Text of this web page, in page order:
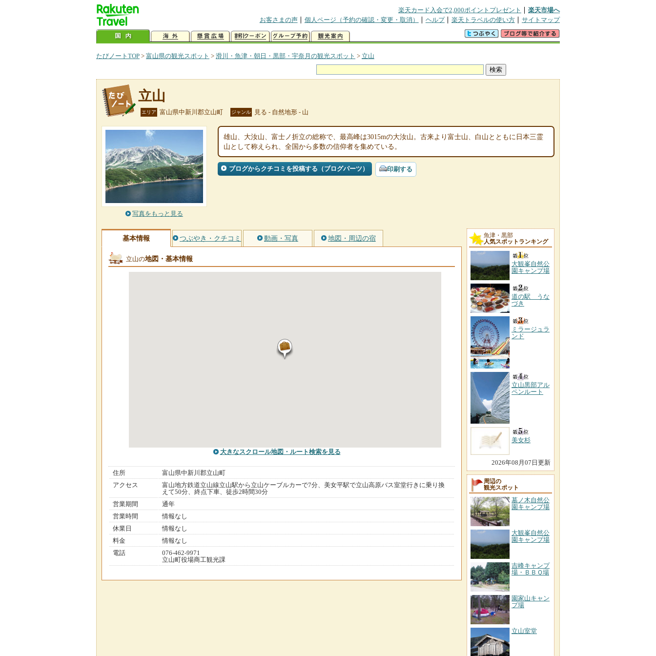
楽天カード入会で2,000ポイントプレゼント
楽天市場へ
お客さまの声
個人ページ（予約の確認・変更・取消） ヘルプ 楽天トラベルの使い方 サイトマップ
たびノートTOP > 富山県の観光スポット > 滑川・魚津・朝日・黒部・宇奈月の観光スポット > 立山
立山
エリア 富山県中新川郡立山町 ジャンル 見る - 自然地形 - 山
写真をもっと見る
雄山、大汝山、富士ノ折立の総称で、最高峰は3015mの大汝山。古来より富士山、白山とともに日本三霊
山として称えられ、全国から多数の信仰者を集めている。
ブログからクチコミを投稿する（ブログパーツ） 印刷する
基本情報 つぶやき・クチコミ 動画・写真 地図・周辺の宿
立山の地図・基本情報
大きなスクロール地図 ・ルート検索を見る
住所
富山県中新川郡立山町
アクセス
富山地方鉄道立山線立山駅から立山ケーブルカーで7分、美女平駅で立山高原バス室堂行きに乗り換
えて50分、終点下車、徒歩2時間30分
営業期間
通年
営業時間
情報なし
休業日
情報なし
料金
情報なし
電話
076-462-9971
立山町役場商工観光課
魚津・黒部
人気スポットランキング
大観峯自然公
園キャンプ場
道の駅 うな
づき
ミラージュラ
ンド
立山黒部アル
ペンルート
美女杉
2026年08月07日更新
周辺の
観光スポット
墓ノ木自然公
園キャンプ場
大観峯自然公
園キャンプ場
吉峰キャンプ
場・ＢＢＱ場
園家山キャン
プ場
立山室堂